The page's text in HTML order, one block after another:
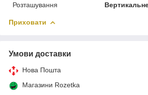
Розташування
Приховати
Умови доставки
Нова Пошта
Магазини Rozetka